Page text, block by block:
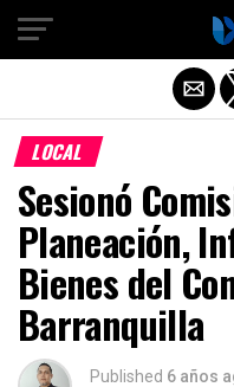
LOCAL
Sesionó
Planeación,
Bienes del
Barranquilla
Published 6 años
Salir